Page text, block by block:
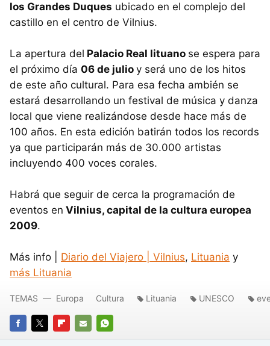
los Grandes Duques ubicado en el complejo del
castillo en el centro de Vilnius.
La apertura del Palacio Real lituano se espera para
el próximo día 06 de julio y será uno de los hitos
de este año cultural. Para esa fecha ambién se
estará desarrollando un festival de música y danza
local que viene realizándose desde hace más de
100 años. En esta edición batirán todos los records
ya que participarán más de 30.000 artistas
incluyendo 400 voces corales.
Habrá que seguir de cerca la programación de
eventos en Vilnius, capital de la cultura europea
2009.
Más info | Diario del Viajero | Vilnius, Lituania y
más Lituania
FACEBOOK
TWITTERFLIPBOARD
E-
WHATSAPP
TEMAS Europa Cultura Lituania UNESCO